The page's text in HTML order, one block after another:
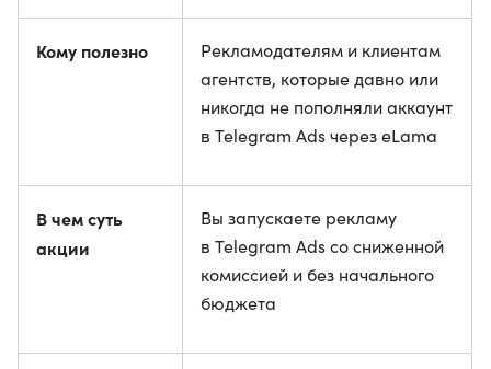
Кому полезно
Рекламодателям и клиентам
агентств, которые давно или
никогда не пополняли аккаунт
в Telegram Ads через eLama
В чем суть
акции
Вы запускаете рекламу
в Telegram Ads со сниженной
комиссией и без начального
бюджета